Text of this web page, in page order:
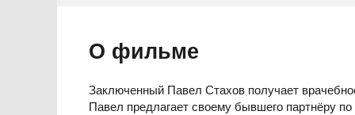
О фильме
Заключенный Павел Стахов получает
Павел предлагает своему бывшего партнёру по